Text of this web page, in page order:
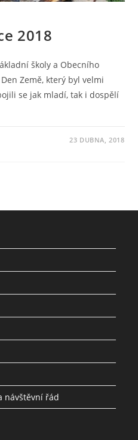
2018
školy a Obecního
Země, který byl velmi
se jak mladí, tak i dospělí
23 DUBNA, 2018
návštěvní řád